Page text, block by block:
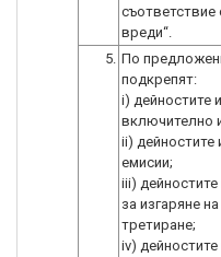
съответствие
вреди“.
5. По
подкрепят:
i) дейностите
включително
ii) дейностите
емисии;
iii)
за изгаряне
третиране;
iv) дейностите